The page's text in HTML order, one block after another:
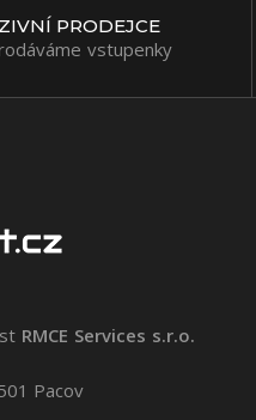
PRODEJCE
vstupenky
RMCE Services s.r.o.
Pacov